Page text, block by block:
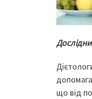
що від